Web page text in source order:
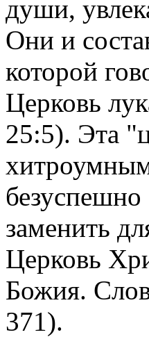
души,
Они и
которой
Церковь
25:5). Эта
заменить
Церковь
Божия.
371).